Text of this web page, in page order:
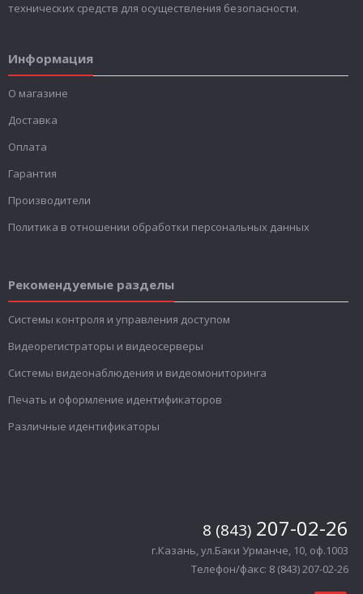
технических средств для осуществления безопасности.
Информация
О магазине
Доставка
Оплата
Гарантия
Производители
Политика в отношении обработки персональных данных
Рекомендуемые разделы
Системы контроля и управления доступом
Видеорегистраторы и видеосерверы
Системы видеонаблюдения и видеомониторинга
Печать и оформление идентификаторов
Различные идентификаторы
8 (843) 207-02-26
г.Казань, ул.Баки Урманче, 10, оф.1003
Телефон/факс: 8 (843) 207-02-26